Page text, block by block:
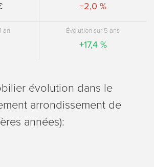
−2,0 %
an Évolution sur 5 ans
+17,4 %
évolution dans le
arrondissement de
années):